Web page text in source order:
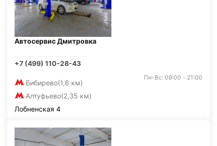
Автосервис Дмитровка
+7 (499) 110-28-43
Бибирево(1,6 км)
Алтуфьево(2,35 км)
Пн-Вс: 09:00 - 21:00
Лобненская 4